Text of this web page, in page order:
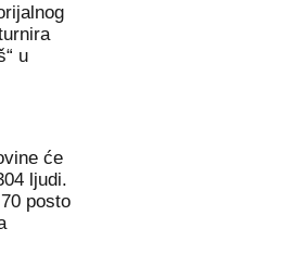
u
će
ljudi.
posto